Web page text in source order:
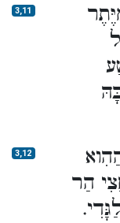
3,11
3,12
הַר